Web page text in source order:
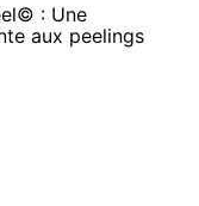
: Une
aux peelings